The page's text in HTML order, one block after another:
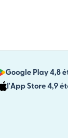
Google Play 4,8
l'App Store 4,9